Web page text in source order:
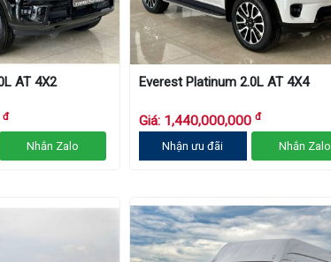
AT 4X2
đ
Nhắn Zalo
Everest Platinum 2.0L AT 4X4
Giá: 1,440,000,000 đ
Nhận ưu đãi Nhắn Zalo